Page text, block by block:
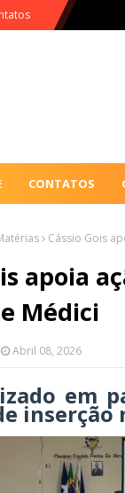
CONTATOS
Cássio Gois
apoia
Médici
Abril 08, 2026
em